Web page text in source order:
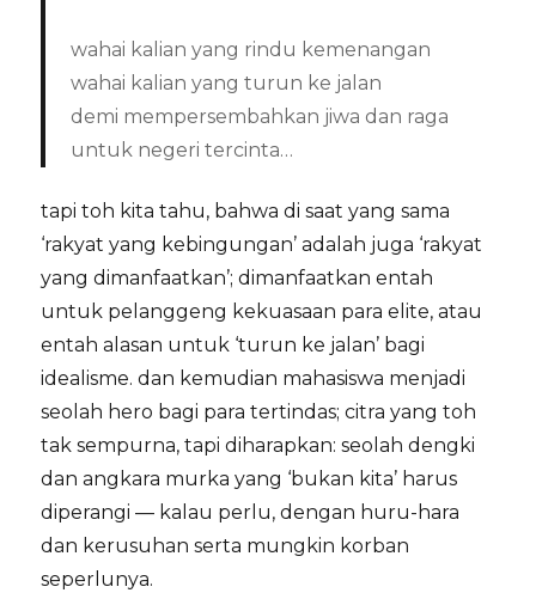
wahai kalian yang rindu kemenangan
wahai kalian yang turun ke jalan
demi mempersembahkan jiwa dan raga
untuk negeri tercinta…
tapi toh kita tahu, bahwa di saat yang sama
‘rakyat yang kebingungan’ adalah juga ‘rakyat
yang dimanfaatkan’; dimanfaatkan entah
untuk pelanggeng kekuasaan para elite, atau
entah alasan untuk ‘turun ke jalan’ bagi
idealisme. dan kemudian mahasiswa menjadi
seolah hero bagi para tertindas; citra yang toh
tak sempurna, tapi diharapkan: seolah dengki
dan angkara murka yang ‘bukan kita’ harus
diperangi — kalau perlu, dengan huru-hara
dan kerusuhan serta mungkin korban
seperlunya.